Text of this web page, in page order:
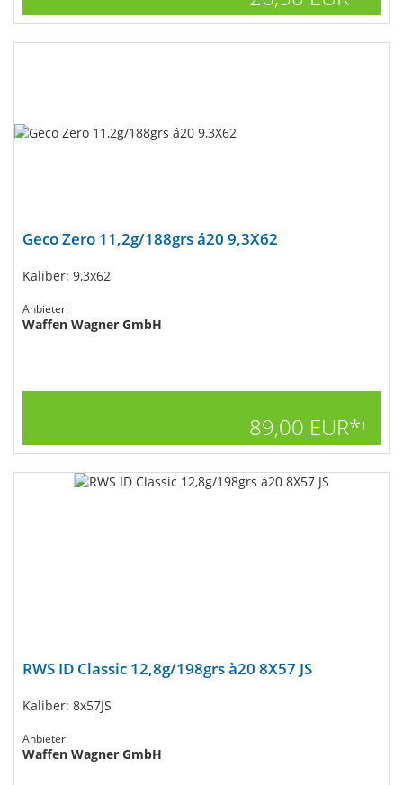
Geco Zero 11,2g/188grs á20 9,3X62
Kaliber: 9,3x62
Anbieter:
Waffen Wagner GmbH
89,00 EUR*1
RWS ID Classic 12,8g/198grs à20 8X57 JS
Kaliber: 8x57JS
Anbieter:
Waffen Wagner GmbH